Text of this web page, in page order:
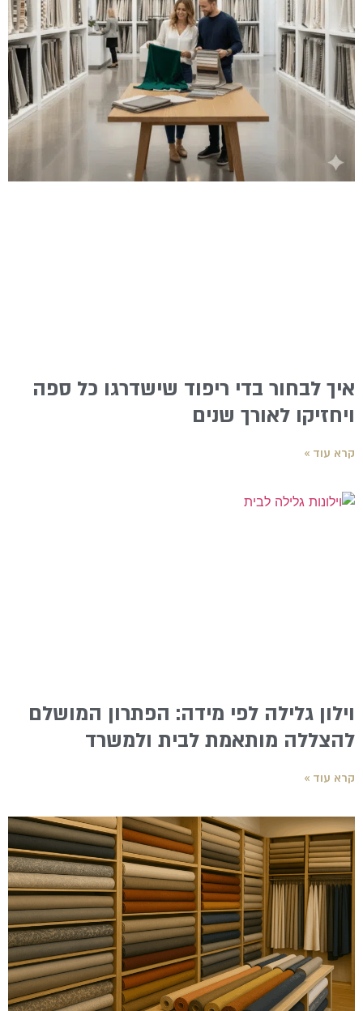
איך לבחור בדי ריפוד שישדרגו כל ספה
ויחזיקו לאורך שנים
קרא עוד »
וילון גלילה לפי מידה: הפתרון המושלם
להצללה מותאמת לבית ולמשרד
קרא עוד »